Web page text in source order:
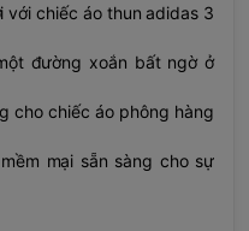
với chiếc áo thun adidas 3
đường xoắn bất ngờ ở
cho chiếc áo phông hàng
mại sẵn sàng cho sự